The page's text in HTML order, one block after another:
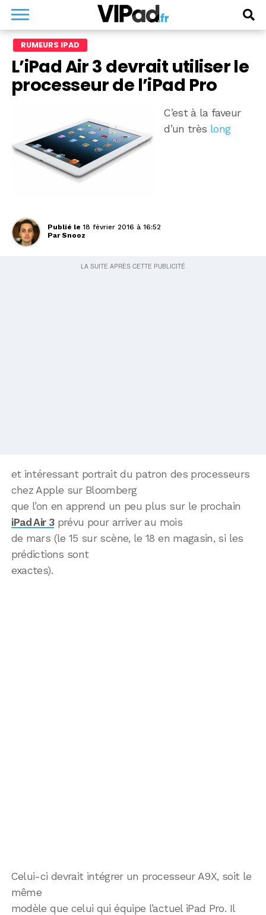
RUMEURS IPAD
L’iPad Air 3 devrait utiliser le
processeur de l’iPad Pro
C’est à la faveur
d’un très long
Publié le 18 février 2016 à 16:52
Par Snooz
et intéressant portrait du patron des processeurs
chez Apple sur Bloomberg
que l’on en apprend un peu plus sur le prochain
iPad Air 3prévu pour arriver au mois
de mars (le 15 sur scène, le 18 en magasin, si les
prédictions sont
exactes).
Celui-ci devrait intégrer un processeur A9X, soit le
même
modèle que celui qui équipe l’actuel iPad Pro. Il